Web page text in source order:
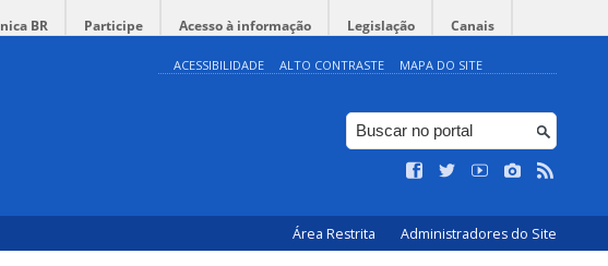
BR Participe Acesso à informação Legislação Canais
ACESSIBILIDADE ALTO CONTRASTE MAPA DO SITE
Área Restrita Administradores do Site